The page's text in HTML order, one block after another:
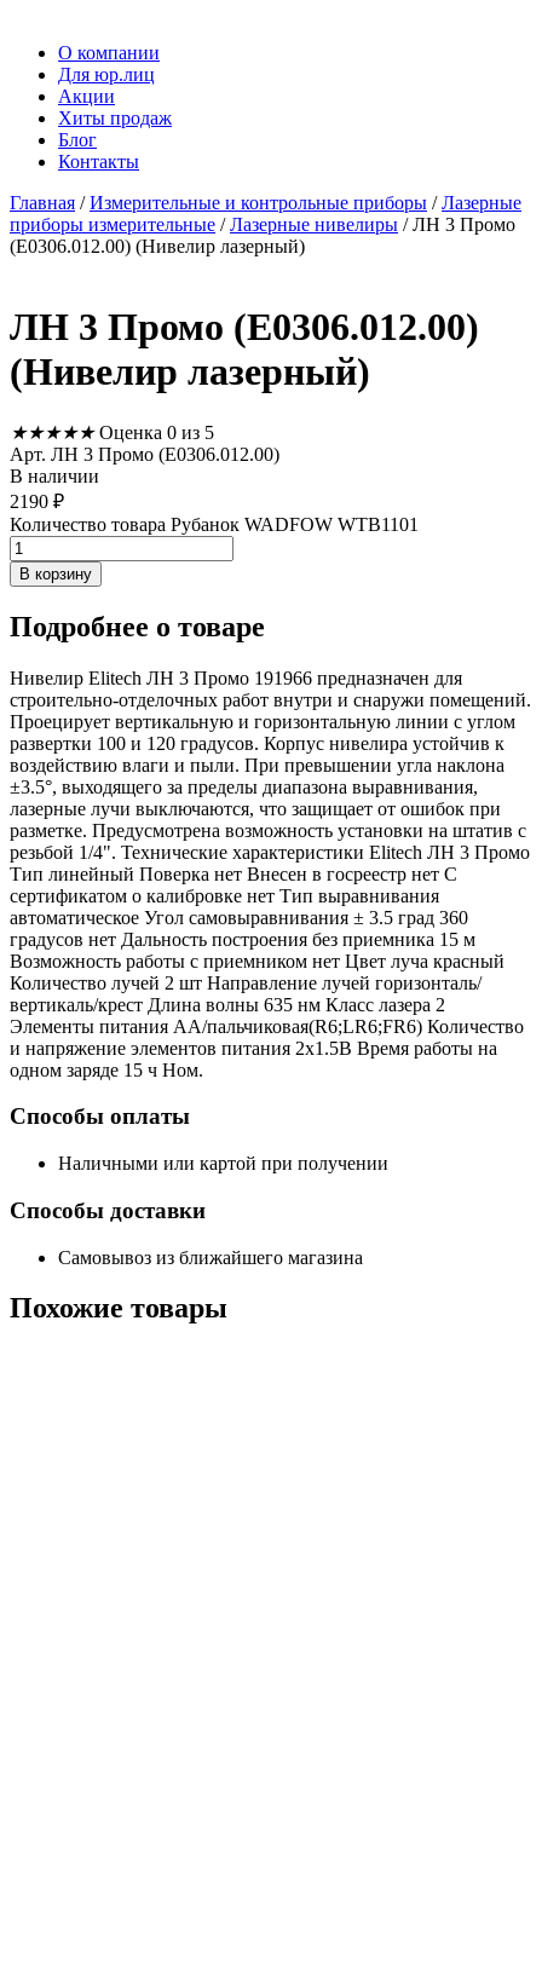
О компании
Для юр.лиц
Акции
Хиты продаж
Блог
Контакты
Главная /Измерительные и контрольные приборы /Лазерные
приборы измерительные /Лазерные нивелиры / ЛН 3 Промо
(Е0306.012.00) (Нивелир лазерный)
ЛН 3 Промо (Е0306.012.00)
(Нивелир лазерный)
★★★★★ Оценка 0 из 5
Арт. ЛН 3 Промо (Е0306.012.00)
В наличии
2190 ₽
Количество товара Рубанок WADFOW WTB1101
В корзину
Подробнее о товаре
Нивелир Elitech ЛН 3 Промо 191966 предназначен для
строительно-отделочных работ внутри и снаружи помещений.
Проецирует вертикальную и горизонтальную линии с углом
развертки 100 и 120 градусов. Корпус нивелира устойчив к
воздействию влаги и пыли. При превышении угла наклона
±3.5°, выходящего за пределы диапазона выравнивания,
лазерные лучи выключаются, что защищает от ошибок при
разметке. Предусмотрена возможность установки на штатив с
резьбой 1/4". Технические характеристики Elitech ЛН 3 Промо
Тип линейный Поверка нет Внесен в госреестр нет С
сертификатом о калибровке нет Тип выравнивания
автоматическое Угол самовыравнивания ± 3.5 град 360
градусов нет Дальность построения без приемника 15 м
Возможность работы с приемником нет Цвет луча красный
Количество лучей 2 шт Направление лучей горизонталь/
вертикаль/крест Длина волны 635 нм Класс лазера 2
Элементы питания AA/пальчиковая(R6;LR6;FR6) Количество
и напряжение элементов питания 2х1.5B Время работы на
одном заряде 15 ч Ном.
Способы оплаты
Наличными или картой при получении
Способы доставки
Самовывоз из ближайшего магазина
Похожие товары